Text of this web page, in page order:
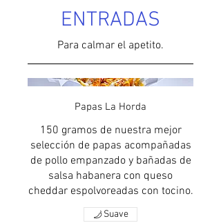
ENTRADAS
Para calmar el apetito.
Papas La Horda
150 gramos de nuestra mejor
selección de papas acompañadas
de pollo empanzado y bañadas de
salsa habanera con queso
cheddar espolvoreadas con tocino.
Suave